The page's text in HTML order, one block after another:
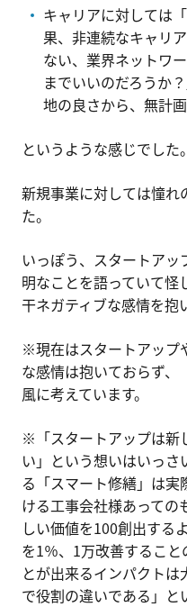
キャリアに対しては
果、非連続なキャリ
ない、業界ネットワ
までいいのだろうか
地の良さから、無計
というような感じでした。
新規事業に対しては憧れ
た。
いっぽう、スタートア
明なことを語っていて
干ネガティブな感情を抱
※現在はスタートアップ
な感情は抱いておらず、
風に考えています。
※「スタートアップは新
い」という想いはいっさ
る「スマート修繕」は
ける工事会社様あっての
しい価値を100創出する
を1％、1万改善するこ
とが出来るインパクト
で役割の違いである」と